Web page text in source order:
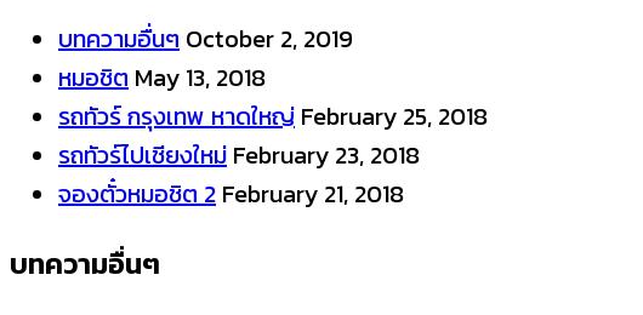
บทความอื่นๆ October 2, 2019
หมอชิต May 13, 2018
รถทัวร์ กรุงเทพ หาดใหญ่ February 25, 2018
รถทัวร์ไปเชียงใหม่ February 23, 2018
จองตั๋วหมอชิต 2 February 21, 2018
บทความอื่นๆ